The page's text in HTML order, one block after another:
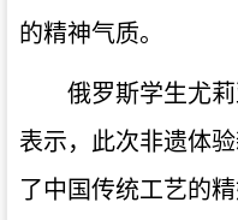
的精神气质。
俄罗斯学生尤
表示，此次非遗体
了中国传统工艺的